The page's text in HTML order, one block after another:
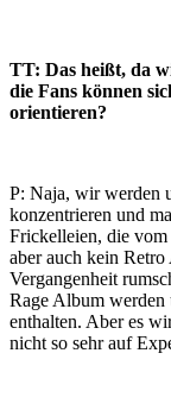
TT: Das heißt, da
die Fans können
orientieren?
P: Naja, wir werden
konzentrieren und
Frickelleien, die
aber auch kein
Vergangenheit
Rage Album werden
enthalten. Aber es
nicht so sehr auf